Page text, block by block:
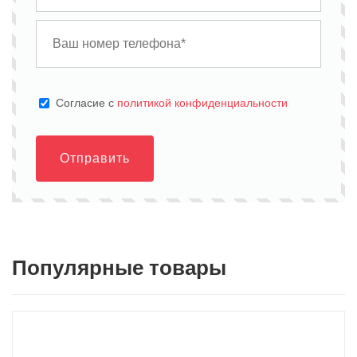
Cогласие с политикой конфиденциальности
Отправить
Популярные товары